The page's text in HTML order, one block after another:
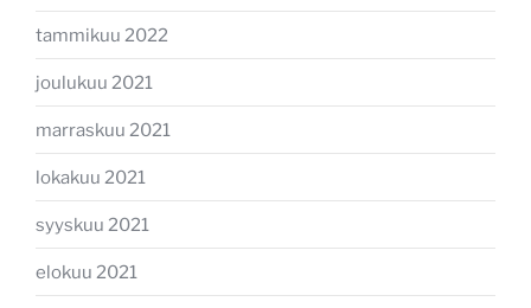
tammikuu 2022
joulukuu 2021
marraskuu 2021
lokakuu 2021
syyskuu 2021
elokuu 2021